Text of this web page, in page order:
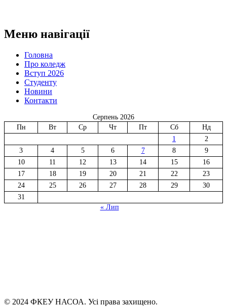
Меню навігації
Головна
Про коледж
Вступ 2026
Студенту
Новини
Контакти
Серпень 2026
Пн
Вт Ср Чт Пт Сб
Нд
1
2
3
4 5 6 7 8
9
10
11 12 13 14 15
16
17
18 19 20 21 22
23
24
25 26 27 28 29
30
31
« Лип
© 2024 ФКЕУ НАСОА. Усі права захищено.